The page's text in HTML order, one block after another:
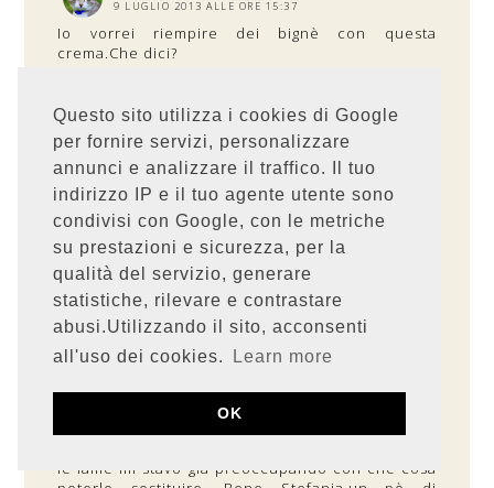
Questo sito utilizza i cookies di Google
per fornire servizi, personalizzare
annunci e analizzare il traffico. Il tuo
indirizzo IP e il tuo agente utente sono
condivisi con Google, con le metriche
su prestazioni e sicurezza, per la
qualità del servizio, generare
statistiche, rilevare e contrastare
abusi.Utilizzando il sito, acconsenti
all'uso dei cookies.
Learn more
OK
9 LUGLIO 2013 ALLE ORE 15:37
Io vorrei riempire dei bignè con questa
crema.Che dici?
RISPOSTE
ARABA FELICE
9 LUGLIO 2013 ALLE ORE 15:50
Direi che si può fare ;)
RISPONDI
Bèh Stefy c'è da chiederlo? Certo che si prova!!
Quando nei titoli delle tue ricette trovo scritto
furbo,furbissimo o magico oramai mi ci butto a
le lame mi stavo già preoccupando con che cosa